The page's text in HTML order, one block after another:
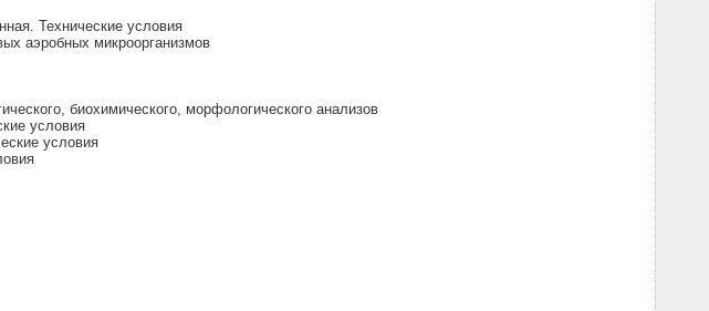
Технические условия
аэробных микроорганизмов
биохимического, морфологического анализов
условия
условия